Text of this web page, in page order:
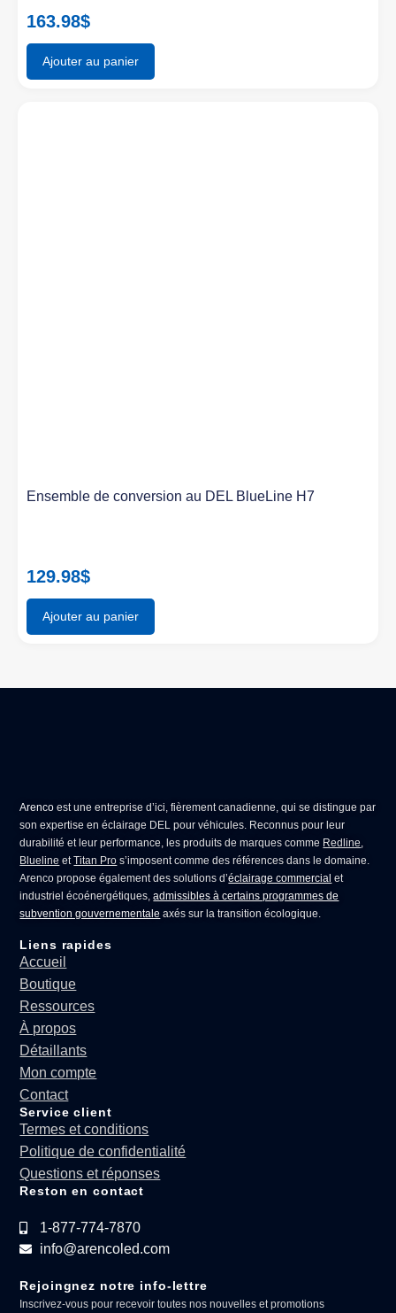
163.98$
Ajouter au panier
Ensemble de conversion au DEL BlueLine H7
129.98$
Ajouter au panier
Arenco est une entreprise d’ici, fièrement canadienne, qui se distingue par
son expertise enéclairage DEL pour véhicules . Reconnus pour leur
durabilité et leur performance, les produits de marques comme Redline
Blueline etTitan Pro s’imposent comme des références dans le domaine.
Arenco propose également des solutions d’éclairage commercial et
industriel écoénergétiques,admissibles à certains programmes de
subvention gouvernementale axés sur la transition écologique.
Liens rapides
Accueil
Boutique
Ressources
À propos
Détaillants
Mon compte
Contact
Service client
Termes et conditions
Politique de confidentialité
Questions et réponses
Reston en contact
1-877-774-7870
info@arencoled.com
Rejoingnez notre info-lettre
Inscrivez-vous pour recevoir toutes nos nouvelles et promotions